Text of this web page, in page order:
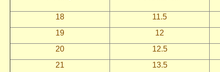
18
11.5
19
12
20
12.5
21
13.5